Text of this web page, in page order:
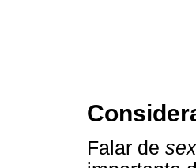
Falar de